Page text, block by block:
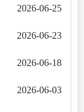
2026-06-25
2026-06-23
2026-06-18
2026-06-03